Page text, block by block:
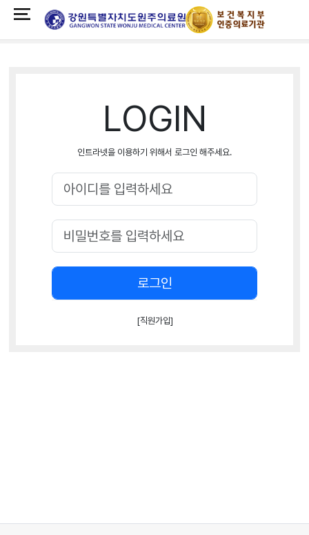
LOGIN
인트라넷을 이용하기 위해서 로그인 해주세요.
로그인
[직원가입]